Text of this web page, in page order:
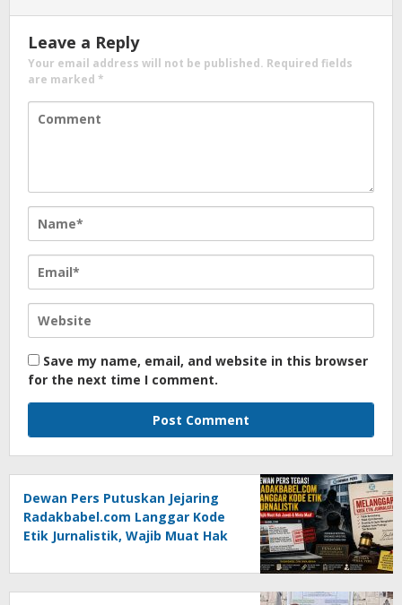
Leave a Reply
Your email address will not be published. Required fields
are marked *
Save my name, email, and website in this browser
for the next time I comment.
Dewan Pers Putuskan Jejaring
Radakbabel.com Langgar Kode
Etik Jurnalistik, Wajib Muat Hak